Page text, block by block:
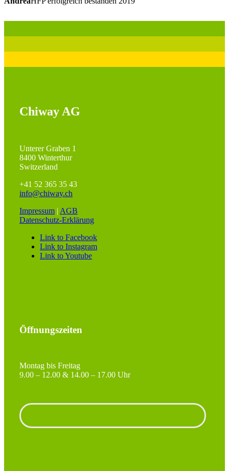
Chiway AG
Unterer Graben 1
8400 Winterthur
Switzerland
+41 52 365 35 43
info@chiway.ch
Impressum AGB
Datenschutz-Erklärung
Link to Facebook
Link to Instagram
Link to Youtube
Öffnungszeiten
Montag bis Freitag
9.00 – 12.00 & 14.00 – 17.00 Uhr